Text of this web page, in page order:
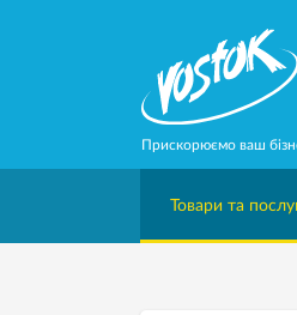
Прискорюємо ваш
Товари та